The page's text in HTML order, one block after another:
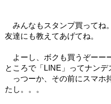
みんなもスタンプ買ってね
友達にも教えてあげてね。
よーし、ボクも買うぞーー
ところで「LINE」ってナンデ
っつーか、その前にスマホ
たし。。。